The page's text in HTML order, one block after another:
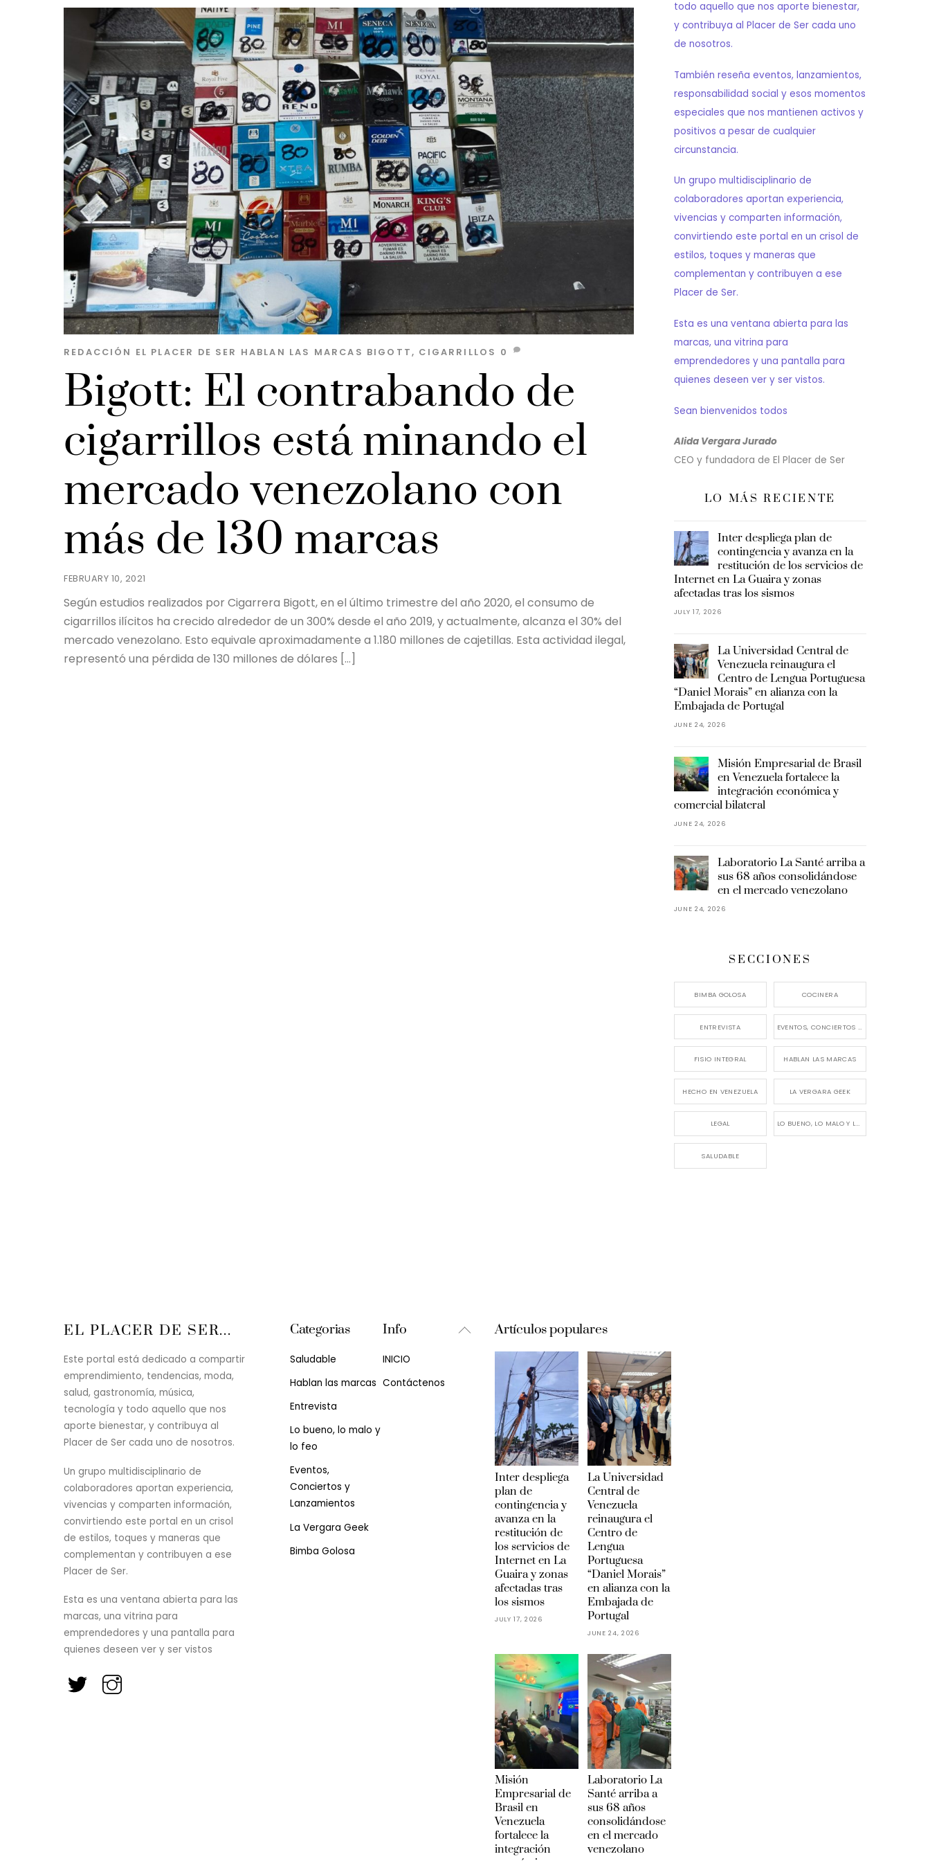
FEBRUARY 10, 2021
Bigott: El contrabando de
cigarrillos está minando el
mercado venezolano con
más de 130 marcas
REDACCIÓN EL PLACER DE SER HABLAN LAS MARCAS BIGOTT, CIGARRILLOS 0
Según estudios realizados por Cigarrera Bigott, en el último trimestre del año 2020, el consumo de
cigarrillos ilícitos ha crecido alrededor de un 300% desde el año 2019, y actualmente, alcanza el 30% del
mercado venezolano. Esto equivale aproximadamente a 1.180 millones de cajetillas. Esta actividad ilegal,
representó una pérdida de 130 millones de dólares […]
todo aquello que nos aporte bienestar,
y contribuya al Placer de Ser cada uno
de nosotros.
También reseña eventos, lanzamientos,
responsabilidad social y esos momentos
especiales que nos mantienen activos y
positivos a pesar de cualquier
circunstancia.
Un grupo multidisciplinario de
colaboradores aportan experiencia,
vivencias y comparten información,
convirtiendo este portal en un crisol de
estilos, toques y maneras que
complementan y contribuyen a ese
Placer de Ser.
Esta es una ventana abierta para las
marcas, una vitrina para
emprendedores y una pantalla para
quienes deseen ver y ser vistos.
Sean bienvenidos todos
Alida Vergara Jurado
CEO y fundadora de El Placer de Ser
LO MÁS RECIENTE
Inter despliega plan de
contingencia y avanza en la
restitución de los servicios de
Internet en La Guaira y zonas
afectadas tras los sismos
JULY 17, 2026
La Universidad Central de
Venezuela reinaugura el
Centro de Lengua Portuguesa
“Daniel Morais” en alianza con la
Embajada de Portugal
JUNE 24, 2026
Misión Empresarial de Brasil
en Venezuela fortalece la
integración económica y
comercial bilateral
JUNE 24, 2026
Laboratorio La Santé arriba a
sus 68 años consolidándose
en el mercado venezolano
JUNE 24, 2026
SECCIONES
BIMBA GOLOSA COCINERA
ENTREVISTA
FISIO INTEGRAL HABLAN LAS MARCAS
HECHO EN VENEZUELA LA VERGARA GEEK
LEGAL LO BUENO, LO MALO Y LO FEO
SALUDABLE
Back
EL PLACER DE SER...
Este portal está dedicado a compartir
emprendimiento, tendencias, moda,
salud, gastronomía, música,
tecnología y todo aquello que nos
aporte bienestar, y contribuya al
Placer de Ser cada uno de nosotros.
Un grupo multidisciplinario de
colaboradores aportan experiencia,
vivencias y comparten información,
convirtiendo este portal en un crisol
de estilos, toques y maneras que
complementan y contribuyen a ese
Placer de Ser.
Esta es una ventana abierta para las
marcas, una vitrina para
emprendedores y una pantalla para
quienes deseen ver y ser vistos
Categorias
Saludable
Hablan las marcas
Entrevista
Lo bueno, lo malo y
lo feo
Eventos,
Conciertos y
Lanzamientos
La Vergara Geek
Bimba Golosa
Info
INICIO
Contáctenos
Artículos populares
Inter despliega
plan de
contingencia y
avanza en la
restitución de
los servicios de
Internet en La
Guaira y zonas
afectadas tras
los sismos
JULY 17, 2026
La Universidad
Central de
Venezuela
reinaugura el
Centro de
Lengua
Portuguesa
“Daniel Morais”
en alianza con la
Embajada de
Portugal
JUNE 24, 2026
Misión
Empresarial de
Brasil en
Venezuela
fortalece la
integración
Laboratorio La
Santé arriba a
sus 68 años
consolidándose
en el mercado
venezolano